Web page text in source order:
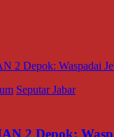
Seputar Jabar
2 Depok: